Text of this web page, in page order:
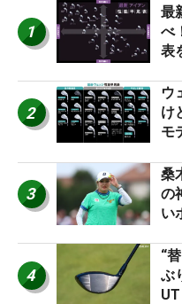
1
最
べ
表
2
ウ
け
モ
3
桑
の
い
ー
4
“
ぶ